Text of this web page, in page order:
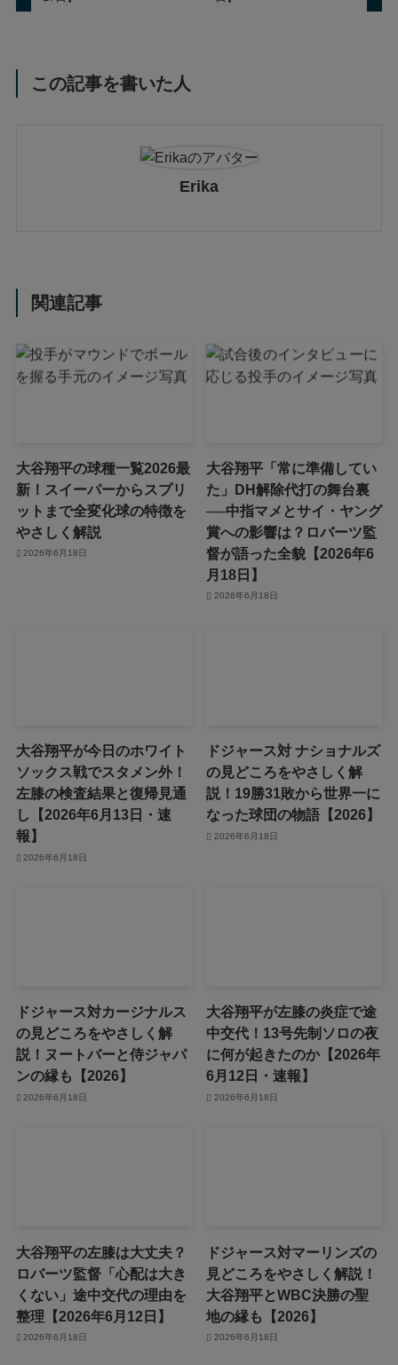
この記事を書いた人
Erika
関連記事
大谷翔平の球種一覧2026最
新！スイーパーからスプリ
ットまで全変化球の特徴を
やさしく解説
2026年6月18日
大谷翔平「常に準備してい
た」DH解除代打の舞台裏
──中指マメとサイ・ヤング
賞への影響は？ロバーツ監
督が語った全貌【2026年6
月18日】
2026年6月18日
大谷翔平が今日のホワイト
ソックス戦でスタメン外！
左膝の検査結果と復帰見通
し【2026年6月13日・速
報】
2026年6月18日
ドジャース対 ナショナルズ
の見どころをやさしく解
説！19勝31敗から世界一に
なった球団の物語【2026】
2026年6月18日
ドジャース対カージナルス
の見どころをやさしく解
説！ヌートバーと侍ジャパ
ンの縁も【2026】
2026年6月18日
大谷翔平が左膝の炎症で途
中交代！13号先制ソロの夜
に何が起きたのか【2026年
6月12日・速報】
2026年6月18日
大谷翔平の左膝は大丈夫？
ロバーツ監督「心配は大き
くない」途中交代の理由を
整理【2026年6月12日】
2026年6月18日
ドジャース対マーリンズの
見どころをやさしく解説！
大谷翔平とWBC決勝の聖
地の縁も【2026】
2026年6月18日